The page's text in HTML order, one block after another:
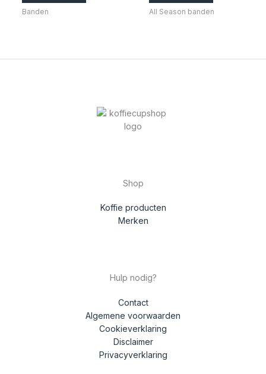
Banden All Season banden
Shop
Koffie producten
Merken
Hulp nodig?
Contact
Algemene voorwaarden
Cookieverklaring
Disclaimer
Privacyverklaring